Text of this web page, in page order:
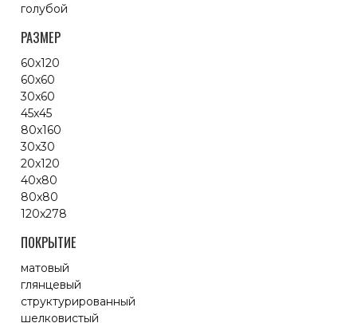
голубой
РАЗМЕР
60x120
60x60
30x60
45x45
80x160
30x30
20x120
40x80
80x80
120x278
ПОКРЫТИЕ
матовый
глянцевый
структурированный
шелковистый